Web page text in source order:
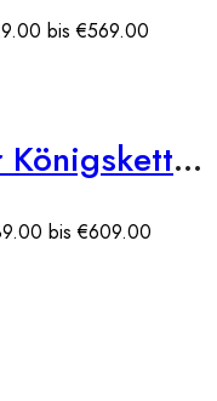
bis €569.00
925er Sterling Silber Königskette Massiv 5,30 mm (rhodiniert)
bis €609.00